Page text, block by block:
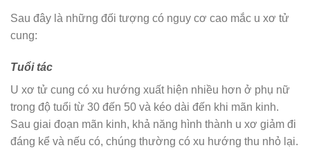
Sau đây là những đối tượng có nguy cơ cao mắc u xơ tử
cung:
Tuổi tác
U xơ tử cung có xu hướng xuất hiện nhiều hơn ở phụ nữ
trong độ tuổi từ 30 đến 50 và kéo dài đến khi mãn kinh.
Sau giai đoạn mãn kinh, khả năng hình thành u xơ giảm đi
đáng kể và nếu có, chúng thường có xu hướng thu nhỏ lại.